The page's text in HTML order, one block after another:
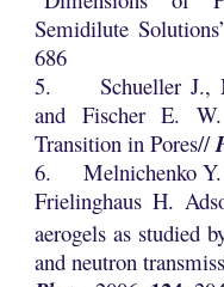
Semidilute
686
5. Schueller J.,
and Fischer E.
Transition in Pores//
6.
Melnichenko
Frielinghaus H.
aerogels as studied
and neutron